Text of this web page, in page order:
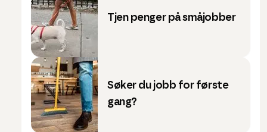
Tjen penger på småjobber
Søker du jobb for første
gang?